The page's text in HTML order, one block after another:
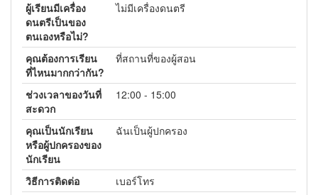
ผู้เรียนมีเครื่อง
ดนตรีเป็นของ
ตนเองหรือไม่?
ไม่มีเครื่องดนตรี
คุณต้องการเรียน
ที่ไหนมากกว่ากัน?
ที่สถานที่ของผู้สอน
ช่วงเวลาของวันที่
สะดวก
12:00 - 15:00
คุณเป็นนักเรียน
หรือผู้ปกครองของ
นักเรียน
ฉันเป็นผู้ปกครอง
วิธีการติดต่อ
เบอร์โทร